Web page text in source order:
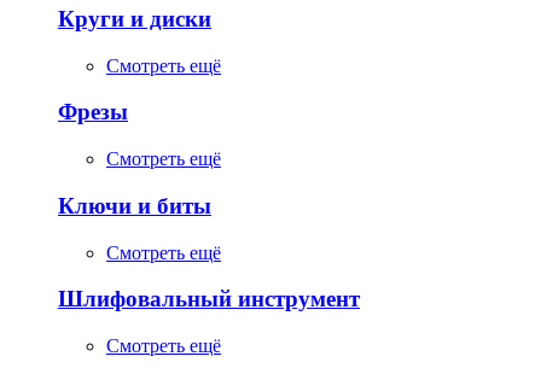
Круги и диски
Смотреть ещё
Фрезы
Смотреть ещё
Ключи и биты
Смотреть ещё
Шлифовальный инструмент
Смотреть ещё